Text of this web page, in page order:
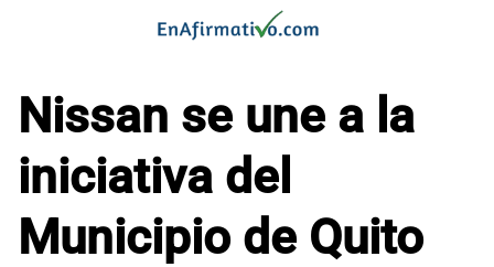
Nissan se une a la
iniciativa del
Municipio de Quito